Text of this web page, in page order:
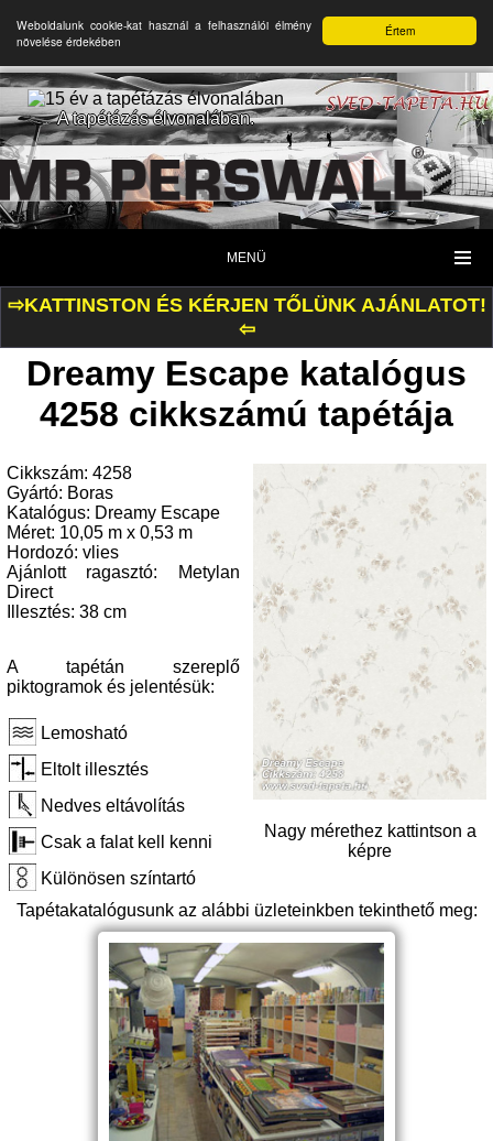
Értem
Weboldalunk cookie-kat használ a felhasználói élmény
növelése érdekében
A tapétázás élvonalában.
MENÜ
⇨KATTINSTON ÉS KÉRJEN TŐLÜNK AJÁNLATOT!
⇦
Dreamy Escape katalógus
4258 cikkszámú tapétája
Cikkszám: 4258
Gyártó: Boras
Katalógus: Dreamy Escape
Méret: 10,05 m x 0,53 m
Hordozó: vlies
Ajánlott ragasztó: Metylan
Direct
Illesztés: 38 cm
A tapétán szereplő
piktogramok és jelentésük:
Lemosható
Eltolt illesztés
Nedves eltávolítás
Csak a falat kell kenni
Különösen színtartó
Nagy mérethez kattintson a
képre
Tapétakatalógusunk az alábbi üzleteinkben tekinthető meg: